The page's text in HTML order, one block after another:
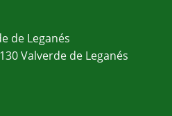
de Leganés
Valverde de Leganés